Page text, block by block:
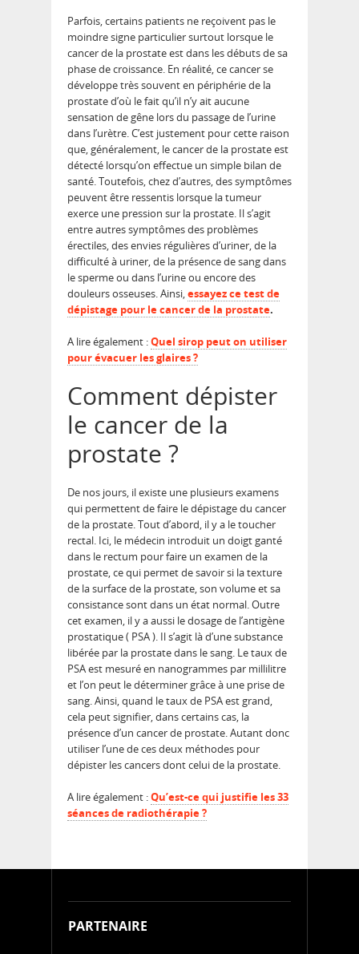
Parfois, certains patients ne reçoivent pas le
moindre signe particulier surtout lorsque le
cancer de la prostate est dans les débuts de sa
phase de croissance. En réalité, ce cancer se
développe très souvent en périphérie de la
prostate d’où le fait qu’il n’y ait aucune
sensation de gêne lors du passage de l’urine
dans l’urètre. C’est justement pour cette raison
que, généralement, le cancer de la prostate est
détecté lorsqu’on effectue un simple bilan de
santé. Toutefois, chez d’autres, des symptômes
peuvent être ressentis lorsque la tumeur
exerce une pression sur la prostate. Il s’agit
entre autres symptômes des problèmes
érectiles, des envies régulières d’uriner, de la
difficulté à uriner, de la présence de sang dans
le sperme ou dans l’urine ou encore des
douleurs osseuses. Ainsi,essayez cetest de
dépistage pour le cancer de la prostate.
A lire également :Quel sirop peut on utiliser
pour évacuer les glaires ?
Comment dépister
le cancer de la
prostate ?
De nos jours, il existe une plusieurs examens
qui permettent de faire le dépistage du cancer
de la prostate. Tout d’abord, il y a le toucher
rectal. Ici, le médecin introduit un doigt ganté
dans le rectum pour faire un examen de la
prostate, ce qui permet de savoir si la texture
de la surface de la prostate, son volume et sa
consistance sont dans un état normal. Outre
cet examen, il y a aussi le dosage de l’antigène
prostatique ( PSA ). Il s’agit là d’une substance
libérée par la prostate dans le sang. Le taux de
PSA est mesuré en nanogrammes par millilitre
et l’on peut le déterminer grâce à une prise de
sang. Ainsi, quand le taux de PSA est grand,
cela peut signifier, dans certains cas, la
présence d’un cancer de prostate. Autant donc
utiliser l’une de ces deux méthodes pour
dépister les cancers dont celui de la prostate.
A lire également :Qu’est-ce qui justifie les 33
séances de radiothérapie ?
PARTENAIRE